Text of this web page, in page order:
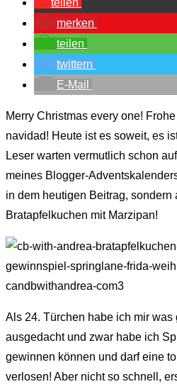
merken
teilen
twittern
E-Mail
Merry Christmas every one!
navidad! Heute ist es soweit, es
Leser warten vermutlich schon
meines Blogger-
in dem heutigen Beitrag, sondern
Bratapfelkuchen mit Marzipan!
Als 24. Türchen habe ich mir was
ausgedacht und zwar habe ich
gewinnen können und darf eine
verlosen! Aber nicht so schnell,